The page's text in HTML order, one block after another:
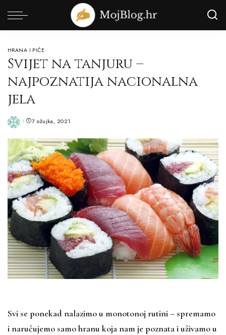
HRANA I PIĆE
Svijet na tanjuru –
najpoznatija nacionalna
jela
Posted7 ožujka, 2021
Svi se ponekad nalazimo u monotonoj rutini – spremamo
i naručujemo samo hranu koja nam je poznata i uživamo u